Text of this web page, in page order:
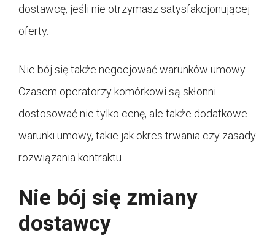
dostawcę, jeśli nie otrzymasz satysfakcjonującej
oferty.
Nie bój się także negocjować warunków umowy.
Czasem operatorzy komórkowi są skłonni
dostosować nie tylko cenę, ale także dodatkowe
warunki umowy, takie jak okres trwania czy zasady
rozwiązania kontraktu.
Nie bój się zmiany
dostawcy